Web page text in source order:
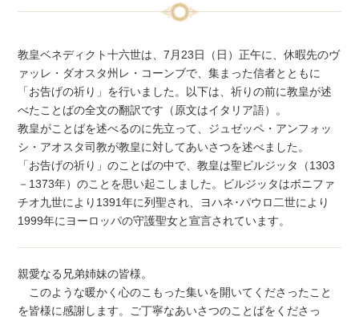
教皇ベネディクト十六世は、7月23日（日）正午に、休暇先のヴ
ァッレ・ダオスタ州レ・コーンブで、集まった信者とともに
「お告げの祈り」を行いました。以下は、祈りの前に教皇が述
べたことばの全文の翻訳です（原文はイタリア語）。
教皇がことばを述べるのに先立って、ジュゼッペ・アンフォッ
シ・アオスタ司教が教皇に対してあいさつを述べました。
「お告げの祈り」のことばの中で、教皇は聖ビルジッタ（1303
－1373年）のことを思い起こしました。ビルジッタはボニファ
チオ九世により1391年に列聖され、ヨハネ･パウロ二世により
1999年にヨーロッパの守護聖女と宣言されています。
親愛なる兄弟姉妹の皆様。
このような暖かく心のこもった集いを開いてくださったこと
を皆様に感謝します。ご丁寧なあいさつのことばをくださっ